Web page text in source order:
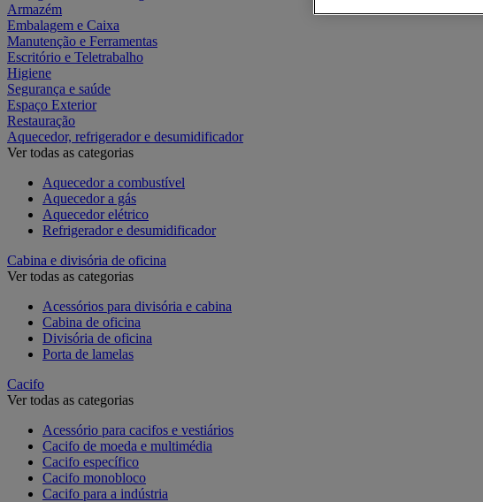
Armazém
Embalagem e Caixa
Manutenção e Ferramentas
Escritório e Teletrabalho
Higiene
Segurança e saúde
Espaço Exterior
Restauração
Aquecedor, refrigerador e desumidificador
Ver todas as categorias
Aquecedor a combustível
Aquecedor a gás
Aquecedor elétrico
Refrigerador e desumidificador
Cabina e divisória de oficina
Ver todas as categorias
Acessórios para divisória e cabina
Cabina de oficina
Divisória de oficina
Porta de lamelas
Cacifo
Ver todas as categorias
Acessório para cacifos e vestiários
Cacifo de moeda e multimédia
Cacifo específico
Cacifo monobloco
Cacifo para a indústria